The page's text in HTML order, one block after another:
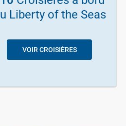
Liberty of the Seas
VOIR CROISIÈRES